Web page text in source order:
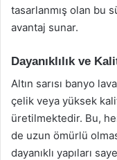
tasarlanmış olan bu
avantaj sunar.
Dayanıklılık ve
Altın sarısı banyo
çelik veya yüksek
üretilmektedir. Bu,
de uzun ömürlü
dayanıklı yapıları